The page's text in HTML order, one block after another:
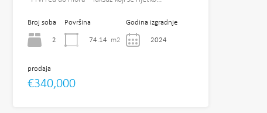
Broj soba
2
Površina
74.14 m2
Godina izgradnje
2024
prodaja
€340,000